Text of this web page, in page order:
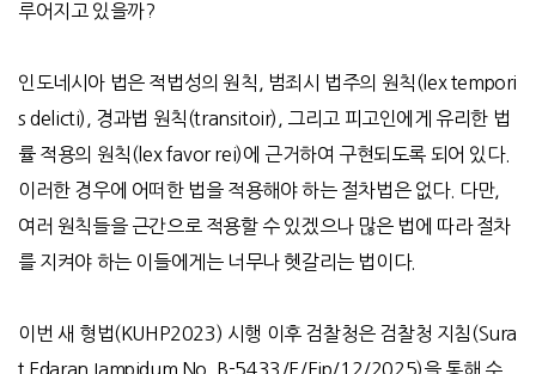
루어지고 있을까?
인도네시아 법은 적법성의 원칙, 범죄시 법주의 원칙(lex tempori
s delicti), 경과법 원칙(transitoir), 그리고 피고인에게 유리한 법
률 적용의 원칙(lex favor rei)에 근거하여 구현되도록 되어 있다.
이러한 경우에 어떠한 법을 적용해야 하는 절차법은 없다. 다만,
여러 원칙들을 근간으로 적용할 수 있겠으나 많은 법에 따라 절차
를 지켜야 하는 이들에게는 너무나 헷갈리는 법이다.
이번 새 형법(KUHP2023) 시행 이후 검찰청은 검찰청 지침(Sura
t Edaran Jampidum No. B-5433/E/Ejp/12/2025)을 통해 수